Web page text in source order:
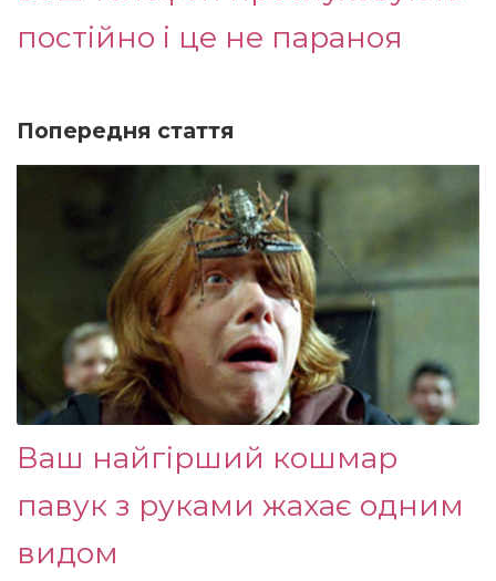
постійно і це не параноя
Попередня стаття
Ваш найгірший кошмар
павук з руками жахає одним
видом